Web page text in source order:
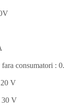
consumatori :
20 V
30 V